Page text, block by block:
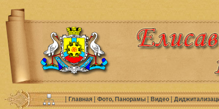
|Главная|Фото, Панорамы|Видео|